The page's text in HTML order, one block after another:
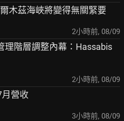
木茲海峽將變得無關緊要
2小時前, 08/09
理階層調整內幕：Hassabis
2小時前, 08/09
月營收
3小時前, 08/09